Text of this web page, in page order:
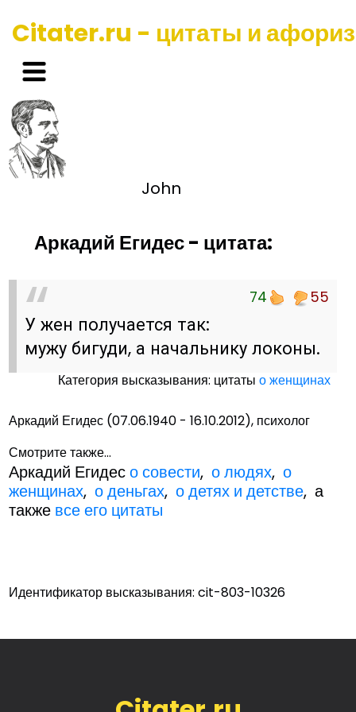
Citater.ru - цитаты и
John
Аркадий Егидес - цитата:
74 55
У жен получается так:
мужу бигуди, а начальнику локоны.
Категория высказывания: цитатыо женщинах
Аркадий Егидес (07.06.1940 - 16.10.2012), психолог
Смотрите также...
Аркадий Егидесо совести,о людях,о
женщинах,о деньгах,о детях и детстве, а
также все его цитаты
Идентификатор высказывания: cit-803-10326